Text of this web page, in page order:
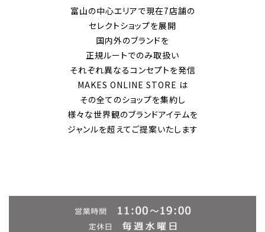
富山の中心エリアで現在7店舗の
セレクトショップを展開
国内外のブランドを
正規ルートでのみ取扱い
それぞれ異なるコンセプトを発信
MAKES ONLINE STORE は
その全てのショップを集約し
様々な世界観のブランドアイテムを
ジャンルを超えてご提案いたします